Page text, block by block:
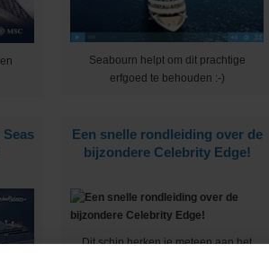
Seabourn helpt om dit prachtige
erfgoed te behouden :-)
Een snelle rondleiding over de
bijzondere Celebrity Edge!
Dit schip herken je meteen aan het